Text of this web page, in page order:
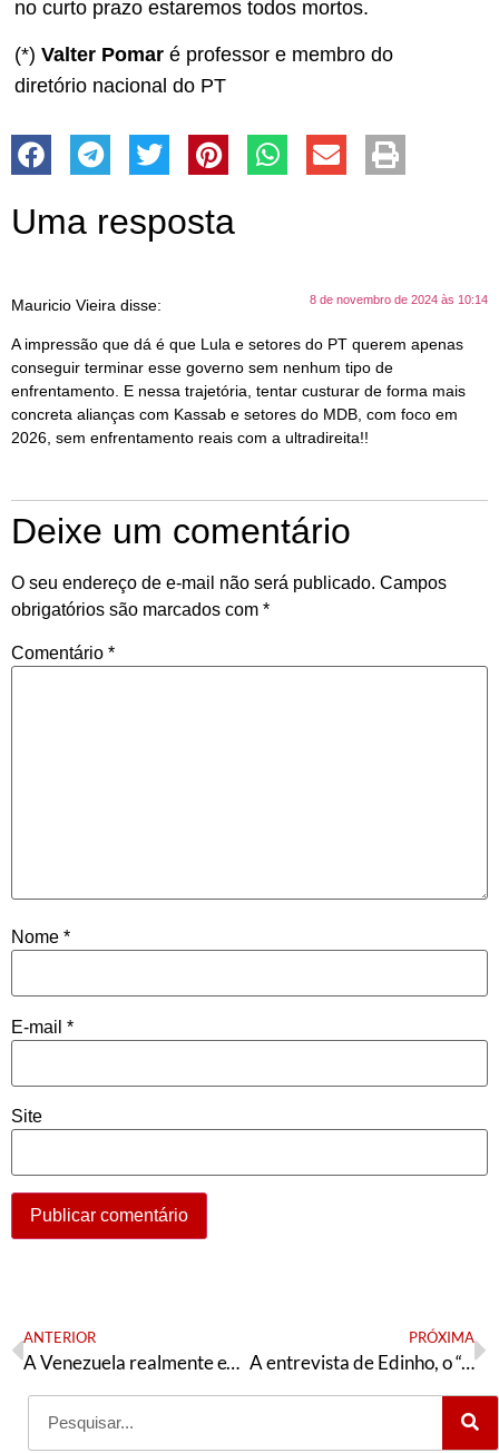
no curto prazo estaremos todos mortos.
(*) Valter Pomar é professor e membro do
diretório nacional do PT
Uma resposta
Mauricio Vieira disse: 8 de novembro de 2024 às 10:14
A impressão que dá é que Lula e setores do PT querem apenas
conseguir terminar esse governo sem nenhum tipo de
enfrentamento. E nessa trajetória, tentar custurar de forma mais
concreta alianças com Kassab e setores do MDB, com foco em
2026, sem enfrentamento reais com a ultradireita!!
Deixe um comentário
O seu endereço de e-mail não será publicado. Campos
obrigatórios são marcados com *
Comentário *
Nome *
E-mail *
Site
ANTERIOR
A Venezuela realmente existente
PRÓXIMA
A entrevista de Edinho, o “cotado”, ao UOL